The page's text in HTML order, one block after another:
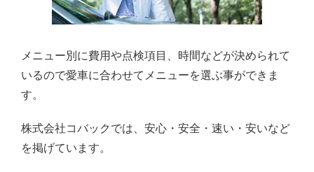
メニュー別に費用や点検項目、時間などが決められて
いるので愛車に合わせてメニューを選ぶ事ができま
す。
株式会社コバックでは、安心・安全・速い・安いなど
を掲げています。